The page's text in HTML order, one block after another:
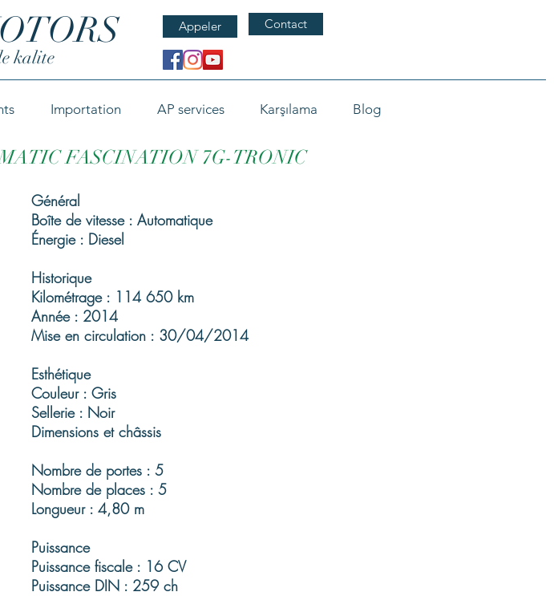
Appeler Contact
kalite
Importation AP services Karşılama Blog
FASCINATION 7G-TRONIC
Général
Boîte de vitesse : Automatique
Énergie : Diesel
Historique
Kilométrage : 114 650 km
Année : 2014
Mise en circulation : 30/04/2014
Esthétique
Couleur : Gris
Sellerie : Noir
Dimensions et châssis
Nombre de portes : 5
Nombre de places : 5
Longueur : 4,80 m
Puissance
Puissance fiscale : 16 CV
Puissance DIN : 259 ch